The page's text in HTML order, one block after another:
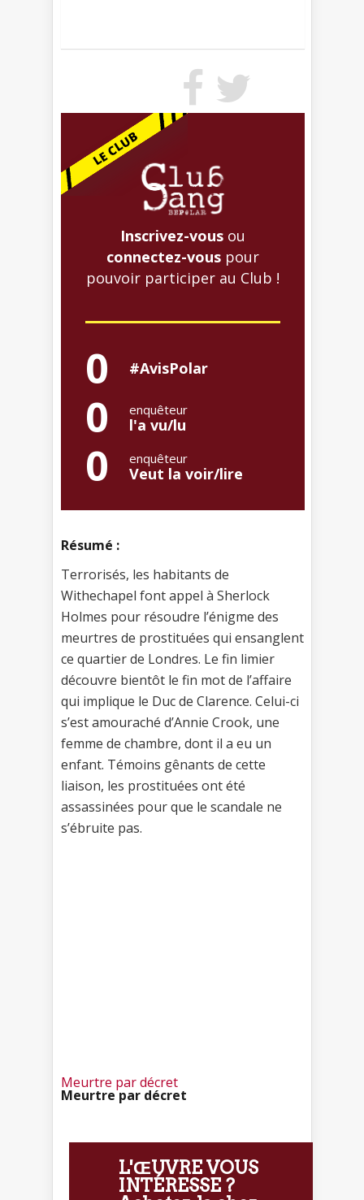
Inscrivez-vous ou
connectez-vous pour
pouvoir participer au Club !
0 #AvisPolar
0 enquêteur
l'a vu/lu
0 enquêteur
Veut la voir/lire
Résumé :
Terrorisés, les habitants de
Withechapel font appel à Sherlock
Holmes pour résoudre l’énigme des
meurtres de prostituées qui ensanglent
ce quartier de Londres. Le fin limier
découvre bientôt le fin mot de l’affaire
qui implique le Duc de Clarence. Celui-ci
s’est amouraché d’Annie Crook, une
femme de chambre, dont il a eu un
enfant. Témoins gênants de cette
liaison, les prostituées ont été
assassinées pour que le scandale ne
s’ébruite pas.
Meurtre par décret
Meurtre par décret
L'ŒUVRE VOUS
INTÉRESSE ?